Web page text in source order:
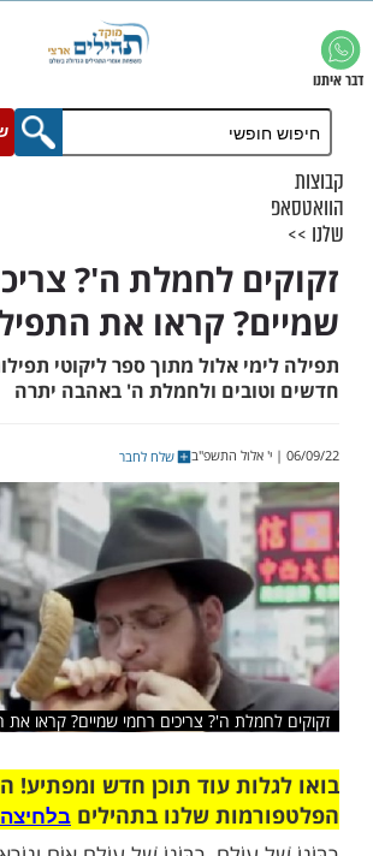
שלח
לחמלת ה'?
קראו את התפילה
אלול מתוך ספר ליקוטי תפילות
ולחמלת ה' באהבה יתרה
שלח לחבר